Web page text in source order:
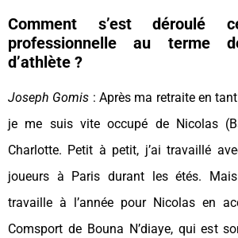
Comment s’est déroulé
professionnelle au terme
d’athlète ?
Joseph Gomis : Après ma retraite en
je me suis vite occupé de Nicolas
Charlotte. Petit à petit, j’ai travaillé
joueurs à Paris durant les étés.
travaille à l’année pour Nicolas en
Comsport de Bouna N’diaye, qui est